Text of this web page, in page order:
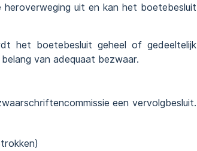
uit en kan het boetebesluit
het boetebesluit geheel of gedeeltelijk
van adequaat bezwaar.
een vervolgbesluit.